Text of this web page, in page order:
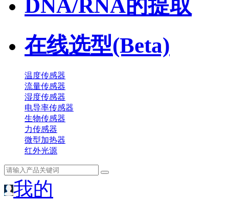
DNA/RNA的提取
在线选型(Beta)
温度传感器
流量传感器
湿度传感器
电导率传感器
生物传感器
力传感器
微型加热器
红外光源
我的